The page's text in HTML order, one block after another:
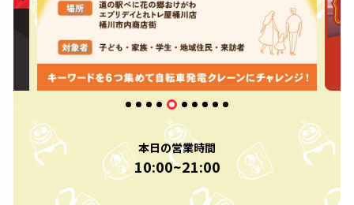
本日の営業時間
10:00~21:00